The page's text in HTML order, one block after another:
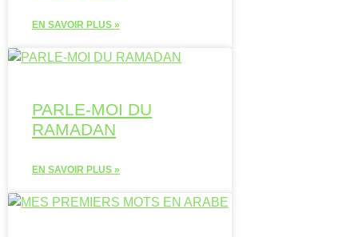
EN SAVOIR PLUS »
PARLE-MOI DU
RAMADAN
EN SAVOIR PLUS »